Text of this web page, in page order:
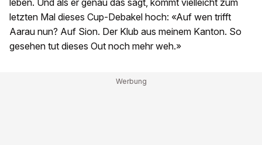
leben. Und als er genau das sagt, kommt vielleicht zum
letzten Mal dieses Cup-Debakel hoch: «Auf wen trifft
Aarau nun? Auf Sion. Der Klub aus meinem Kanton. So
gesehen tut dieses Out noch mehr weh.»